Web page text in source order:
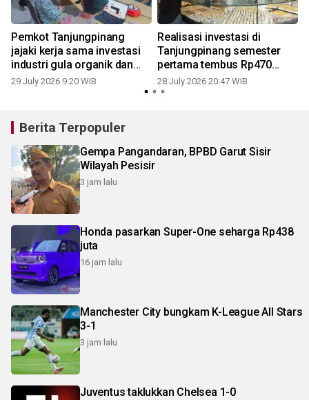
Pemkot Tanjungpinang
jajaki kerja sama investasi
industri gula organik dan
VCO
29 July 2026 9:20 WIB
Realisasi investasi di
Tanjungpinang semester
pertama tembus Rp470
miliar
28 July 2026 20:47 WIB
Berita Terpopuler
Gempa Pangandaran, BPBD Garut Sisir
Wilayah Pesisir
3 jam lalu
Honda pasarkan Super-One seharga Rp438
juta
16 jam lalu
Manchester City bungkam K-League All Stars
3-1
3 jam lalu
Juventus taklukkan Chelsea 1-0